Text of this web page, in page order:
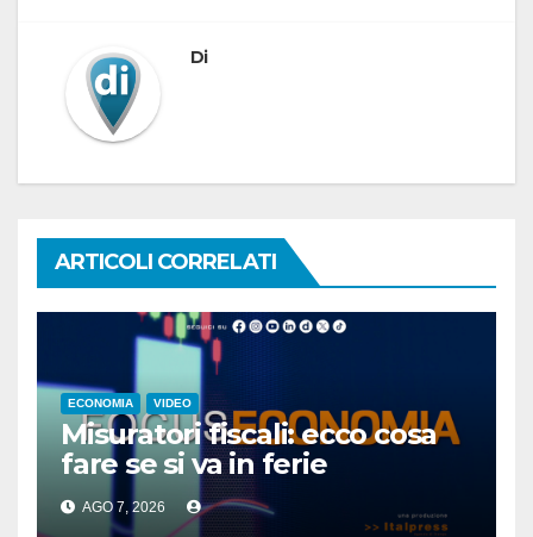
Di
ARTICOLI CORRELATI
ECONOMIA VIDEO
Misuratori fiscali: ecco cosa
fare se si va in ferie
AGO 7, 2026